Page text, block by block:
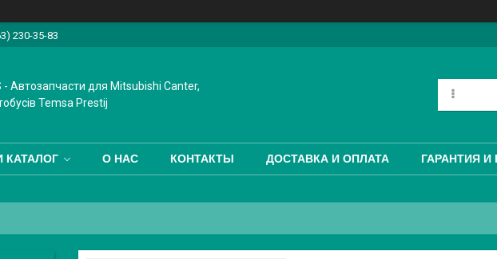
230-35-83
- Автозапчасти для Mitsubishi Canter,
Temsa Prestij
КАТАЛОГ О НАС КОНТАКТЫ ДОСТАВКА И ОПЛАТА ГАРАНТИЯ И